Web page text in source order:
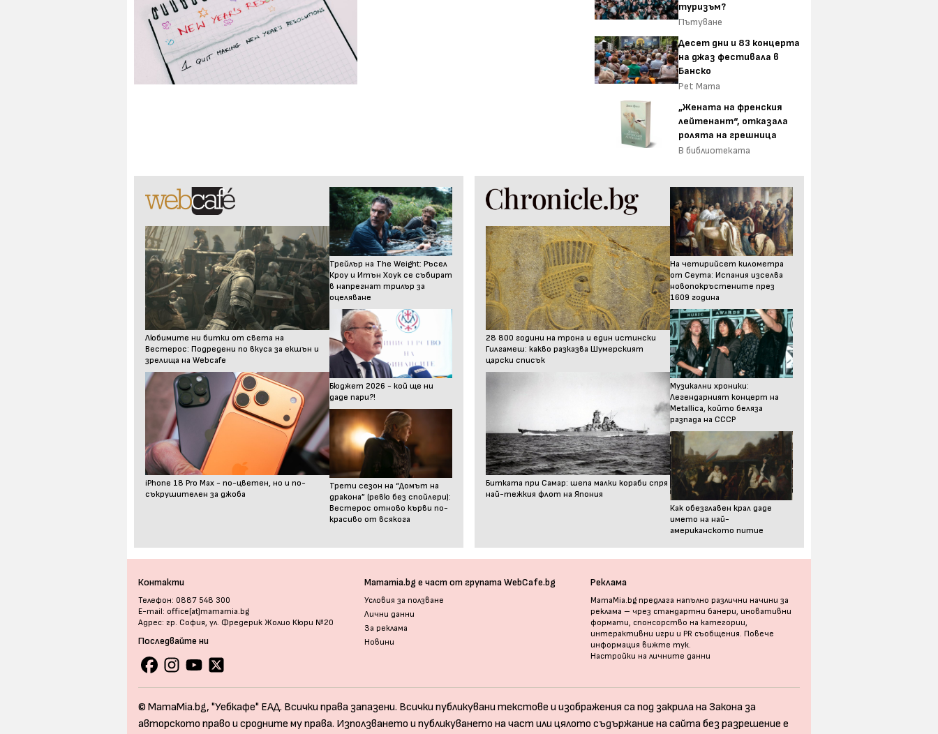
туризъм?
Пътуване
Десет дни и 83 концерта
на джаз фестивала в
Банско
Pet Mama
„Жената на френския
лейтенант“, отказала
ролята на грешница
В библиотеката
Любимите ни битки от света на
Вестерос: Подредени по вкуса за екшън и
зрелища на Webcafe
iPhone 18 Pro Max - по-цветен, но и по-
съкрушителен за джоба
Трейлър на The Weight: Ръсел
Кроу и Итън Хоук се събират
в напрегнат трилър за
оцеляване
Бюджет 2026 - кой ще ни
даде пари?!
Трети сезон на “Домът на
дракона” (ревю без спойлери):
Вестерос отново кърви по-
красиво от всякога
28 800 години на трона и един истински
Гилгамеш: какво разказва Шумерският
царски списък
Битката при Самар: шепа малки кораби спря
най-тежкия флот на Япония
На четирийсет километра
от Сеута: Испания изселва
новопокръстените през
1609 година
Музикални хроники:
Легендарният концерт на
Metallica, който беляза
разпада на СССР
Как обезглавен крал даде
името на най-
американското питие
Контакти
Телефон: 0887 548 300
E-mail: office[at]mamamia.bg
Адрес: гр. София, ул. Фредерик Жолио Кюри №20
Последвайте ни
Mamamia.bg е част от групата WebCafe.bg
Условия за ползване
Лични данни
За реклама
Новини
Реклама
MamaMia.bg предлага напълно различни начини за
реклама – чрез стандартни банери, иновативни
формати, спонсорство на категории,
интерактивни игри и PR съобщения. Повече
информация вижте тук.
Настройки на личните данни
© MamaMia.bg, "Уебкафе" ЕАД. Всички права запазени. Всички публикувани текстове и изображения са под закрила на Закона за
авторското право и сродните му права. Използването и публикуването на част или цялото съдържание на сайта без разрешение е